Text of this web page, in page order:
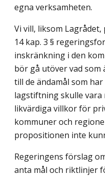
egna verksamheten.
Vi vill, liksom
14 kap. 3 §
inskränkning i den
bör gå utöver vad som
till de ändamål som
lagstiftning skulle
likvärdiga villkor för
kommuner och
propositionen inte
Regeringens förslag
anta mål och riktlinjer